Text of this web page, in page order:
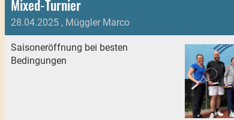
Mixed-Turnier
28.04.2025, Müggler Marco
Saisoneröffnung bei besten
Bedingungen